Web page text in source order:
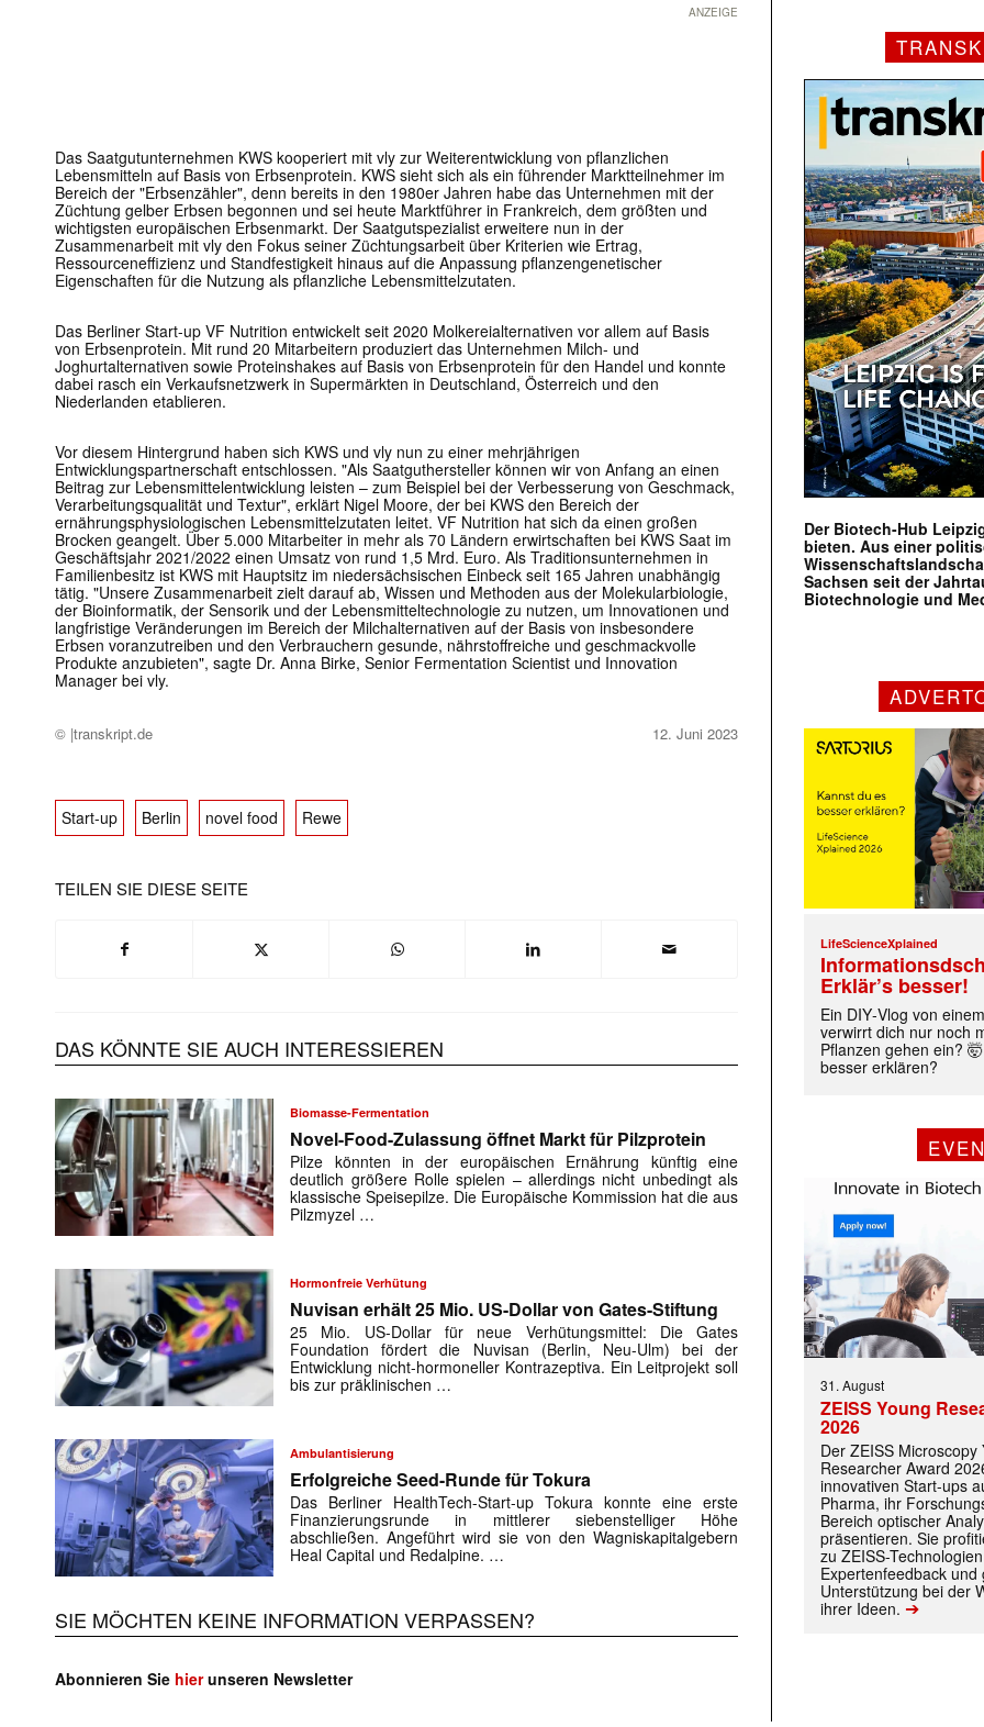
ANZEIGE
Das Saatgutunternehmen KWS kooperiert mit vly zur Weiterentwicklung von pflanzlichen
Lebensmitteln auf Basis von Erbsenprotein. KWS sieht sich als ein führender Marktteilnehmer im
Bereich der "Erbsenzähler", denn bereits in den 1980er Jahren habe das Unternehmen mit der
Züchtung gelber Erbsen begonnen und sei heute Marktführer in Frankreich, dem größten und
wichtigsten europäischen Erbsenmarkt. Der Saatgutspezialist erweitere nun in der
Zusammenarbeit mit vly den Fokus seiner Züchtungsarbeit über Kriterien wie Ertrag,
Ressourceneffizienz und Standfestigkeit hinaus auf die Anpassung pflanzengenetischer
Eigenschaften für die Nutzung als pflanzliche Lebensmittelzutaten.
Das Berliner Start-up VF Nutrition entwickelt seit 2020 Molkereialternativen vor allem auf Basis
von Erbsenprotein. Mit rund 20 Mitarbeitern produziert das Unternehmen Milch- und
Joghurtalternativen sowie Proteinshakes auf Basis von Erbsenprotein für den Handel und konnte
dabei rasch ein Verkaufsnetzwerk in Supermärkten in Deutschland, Österreich und den
Niederlanden etablieren.
Vor diesem Hintergrund haben sich KWS und vly nun zu einer mehrjährigen
Entwicklungspartnerschaft entschlossen. "Als Saatguthersteller können wir von Anfang an einen
Beitrag zur Lebensmittelentwicklung leisten – zum Beispiel bei der Verbesserung von Geschmack,
Verarbeitungsqualität und Textur", erklärt Nigel Moore, der bei KWS den Bereich der
ernährungsphysiologischen Lebensmittelzutaten leitet. VF Nutrition hat sich da einen großen
Brocken geangelt. Über 5.000 Mitarbeiter in mehr als 70 Ländern erwirtschaften bei KWS Saat im
Geschäftsjahr 2021/2022 einen Umsatz von rund 1,5 Mrd. Euro. Als Traditionsunternehmen in
Familienbesitz ist KWS mit Hauptsitz im niedersächsischen Einbeck seit 165 Jahren unabhängig
tätig. "Unsere Zusammenarbeit zielt darauf ab, Wissen und Methoden aus der Molekularbiologie,
der Bioinformatik, der Sensorik und der Lebensmitteltechnologie zu nutzen, um Innovationen und
langfristige Veränderungen im Bereich der Milchalternativen auf der Basis von insbesondere
Erbsen voranzutreiben und den Verbrauchern gesunde, nährstoffreiche und geschmackvolle
Produkte anzubieten", sagte Dr. Anna Birke, Senior Fermentation Scientist und Innovation
Manager bei vly.
© |transkript.de 12. Juni 2023
Start-up Berlin novel food Rewe
TEILEN SIE DIESE SEITE
DAS KÖNNTE SIE AUCH INTERESSIEREN
Biomasse-Fermentation
Novel-Food-Zulassung öffnet Markt für Pilzprotein
Pilze könnten in der europäischen Ernährung künftig eine
deutlich größere Rolle spielen – allerdings nicht unbedingt als
klassische Speisepilze. Die Europäische Kommission hat die aus
Pilzmyzel …
Hormonfreie Verhütung
Nuvisan erhält 25 Mio. US-Dollar von Gates-Stiftung
25 Mio. US-Dollar für neue Verhütungsmittel: Die Gates
Foundation fördert die Nuvisan (Berlin, Neu-Ulm) bei der
Entwicklung nicht-hormoneller Kontrazeptiva. Ein Leitprojekt soll
bis zur präklinischen …
Ambulantisierung
Erfolgreiche Seed-Runde für Tokura
Das Berliner HealthTech-Start-up Tokura konnte eine erste
Finanzierungsrunde in mittlerer siebenstelliger Höhe
abschließen. Angeführt wird sie von den Wagniskapitalgebern
Heal Capital und Redalpine. …
SIE MÖCHTEN KEINE INFORMATION VERPASSEN?
Abonnieren Sie hierunseren Newsletter
Der Biotech-Hub
bieten. Aus einer
Sachsen seit der
Biotechnologie und
LifeScienceXplained
Erklär’s besser!
Ein DIY‑Vlog von
verwirrt dich nur noch
Pflanzen gehen ein?
besser erklären?
31. August
ZEISS Young
2026
Der ZEISS Microscopy
Researcher Award
innovativen Start-ups
Pharma, ihr
Bereich optischer
präsentieren. Sie
zu ZEISS-
Expertenfeedback und
Unterstützung bei der
ihrer Ideen. ➔